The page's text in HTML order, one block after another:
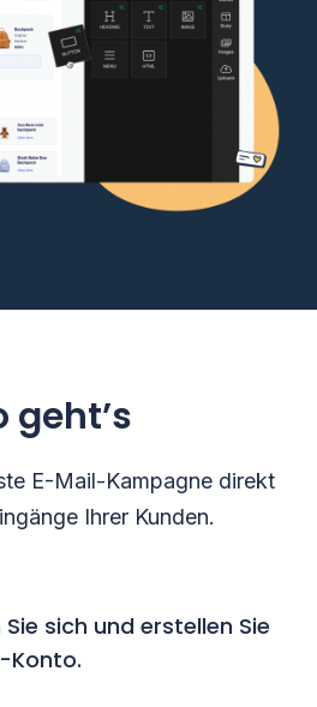
geht’s
E-Mail-Kampagne direkt
Ihrer Kunden.
sich und erstellen Sie
Konto.